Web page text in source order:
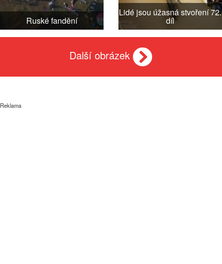
Ruské fandění
Lidé jsou úžasná stvoření 72.
díl
Další obrázek
Reklama